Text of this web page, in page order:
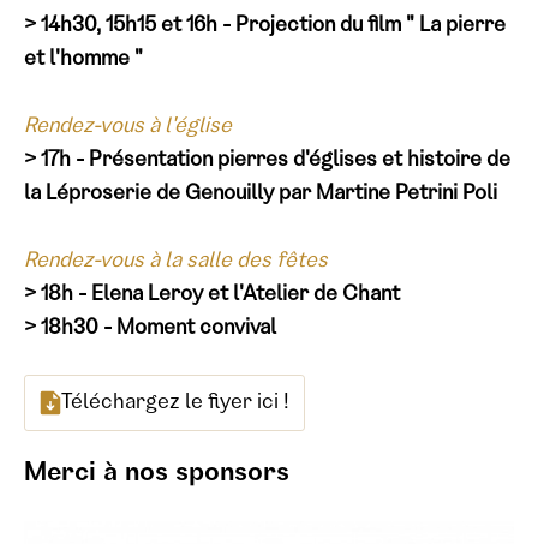
> 14h30, 15h15 et 16h - Projection du film " La pierre
et l'homme "
Rendez-vous à l'église
> 17h - Présentation pierres d'églises et histoire de
la Léproserie de Genouilly par Martine Petrini Poli
Rendez-vous à la salle des fêtes
> 18h - Elena Leroy et l'Atelier de Chant
> 18h30 - Moment convival
Téléchargez le flyer ici !
Merci à nos sponsors